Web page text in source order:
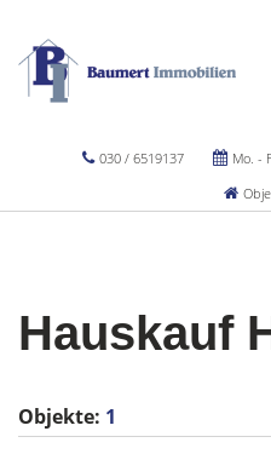
030 / 6519137 Mo. -
Hauskauf
Objekte: 1